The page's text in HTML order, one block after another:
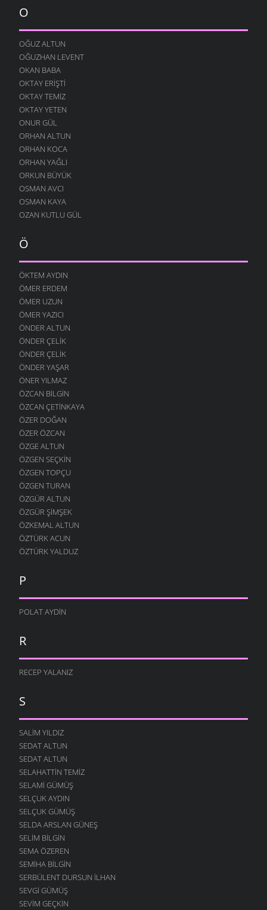
O
OĞUZ ALTUN
OĞUZHAN LEVENT
OKAN BABA
OKTAY ERIŞTI
OKTAY TEMIZ
OKTAY YETEN
ONUR GÜL
ORHAN ALTUN
ORHAN KOCA
ORHAN YAĞLI
ORKUN BÜYÜK
OSMAN AVCI
OSMAN KAYA
OZAN KUTLU GÜL
Ö
ÖKTEM AYDIN
ÖMER ERDEM
ÖMER UZUN
ÖMER YAZICI
ÖNDER ALTUN
ÖNDER ÇELIK
ÖNDER ÇELIK
ÖNDER YAŞAR
ÖNER YILMAZ
ÖZCAN BILGIN
ÖZCAN ÇETINKAYA
ÖZER DOĞAN
ÖZER ÖZCAN
ÖZGE ALTUN
ÖZGEN SEÇKIN
ÖZGEN TOPÇU
ÖZGEN TURAN
ÖZGÜR ALTUN
ÖZGÜR ŞIMŞEK
ÖZKEMAL ALTUN
ÖZTÜRK ACUN
ÖZTÜRK YALDUZ
P
POLAT AYDIN
R
RECEP YALANIZ
S
SALIM YILDIZ
SEDAT ALTUN
SEDAT ALTUN
SELAHATTIN TEMIZ
SELAMI GÜMÜŞ
SELÇUK AYDIN
SELÇUK GÜMÜŞ
SELDA ARSLAN GÜNEŞ
SELIM BILGIN
SEMA ÖZEREN
SEMIHA BILGIN
SERBÜLENT DURSUN İLHAN
SEVGI GÜMÜŞ
SEVIM GEÇKIN